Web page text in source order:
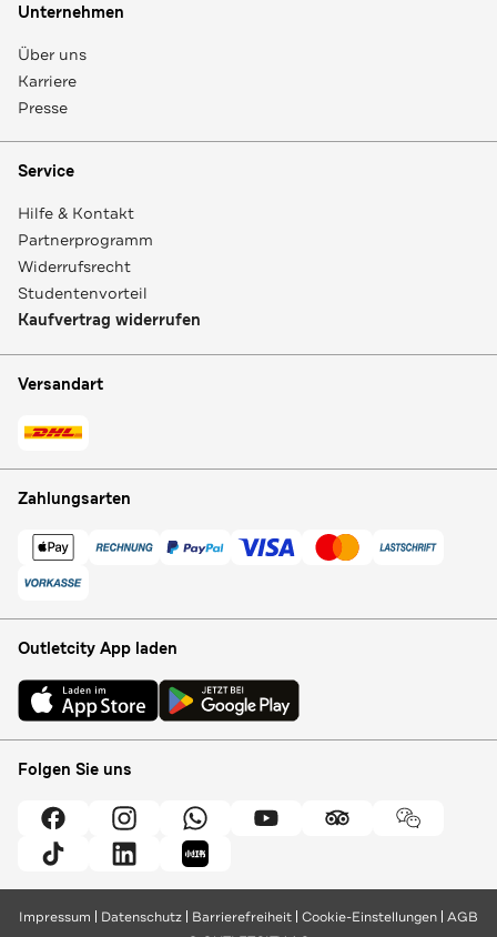
Unternehmen
Über uns
Karriere
Presse
Service
Hilfe & Kontakt
Partnerprogramm
Widerrufsrecht
Studentenvorteil
Kaufvertrag widerrufen
Versandart
Zahlungsarten
Outletcity App laden
Folgen Sie uns
Impressum Datenschutz Barrierefreiheit Cookie-Einstellungen AGB